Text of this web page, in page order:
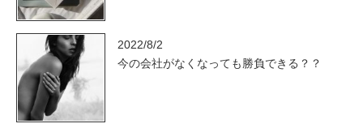
2022/8/2
今の会社がなくなっても勝負できる？？